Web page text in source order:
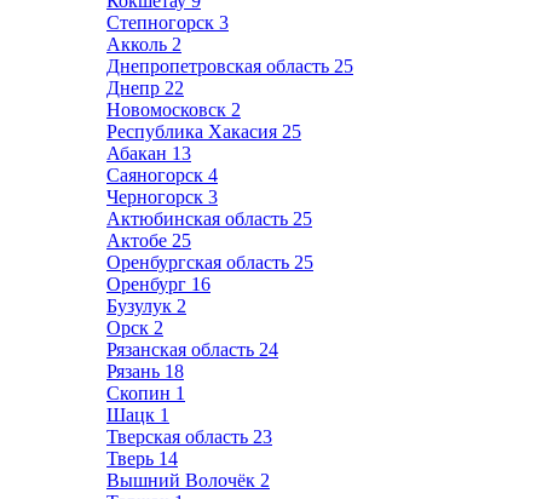
Степногорск 3
Акколь 2
Днепропетровская область 25
Днепр 22
Новомосковск 2
Республика Хакасия 25
Абакан 13
Саяногорск 4
Черногорск 3
Актюбинская область 25
Актобе 25
Оренбургская область 25
Оренбург 16
Бузулук 2
Орск 2
Рязанская область 24
Рязань 18
Скопин 1
Шацк 1
Тверская область 23
Тверь 14
Вышний Волочёк 2